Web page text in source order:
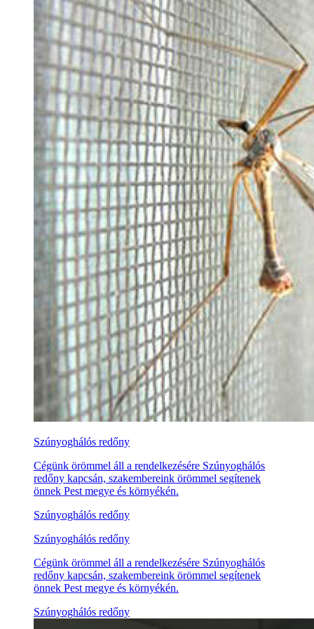
Szúnyoghálós redőny
Cégünk örömmel áll a rendelkezésére Szúnyoghálós
redőny kapcsán, szakembereink örömmel segítenek
önnek Pest megye és környékén.
Szúnyoghálós redőny
Szúnyoghálós redőny
Cégünk örömmel áll a rendelkezésére Szúnyoghálós
redőny kapcsán, szakembereink örömmel segítenek
önnek Pest megye és környékén.
Szúnyoghálós redőny